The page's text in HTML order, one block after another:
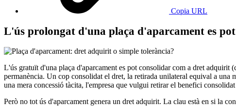
Copia URL
L'ús prolongat d'una plaça d'aparcament es
L'ús gratuït d'una plaça d'aparcament es pot consolidar com a dret
permanència. Un cop consolidat el dret, la retirada unilateral equival a
una mera concessió tàcita, l'empresa que vulgui retirar el benefici
Però no tot ús d'aparcament genera un dret adquirit. La clau està en si la